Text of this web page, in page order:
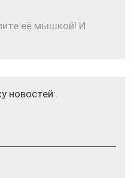
её мышкой! И
новостей: